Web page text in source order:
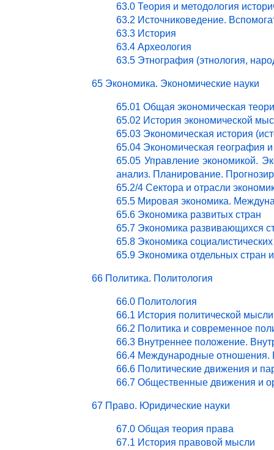
63.0 Теория и методология
63.2 Источниковедение.
63.3 История
63.4 Археология
63.5 Этнография (этнология,
65 Экономика. Экономические науки
65.01 Общая экономическая
65.02 История экономической
65.03 Экономическая история
65.04 Экономическая география
65.05 Управление экономикой.
анализ. Планирование.
65.2/4 Сектора и отрасли
65.5 Мировая экономика.
65.6 Экономика развитых стран
65.7 Экономика развивающихся
65.8 Экономика
65.9 Экономика отдельных стран
66 Политика. Политология
66.0 Политология
66.1 История политической мысли
66.2 Политика и современное
66.3 Внутреннее положение.
66.4 Международные отношения.
66.6 Политические движения и
66.7 Общественные движения и
67 Право. Юридические науки
67.0 Общая теория права
67.1 История правовой мысли